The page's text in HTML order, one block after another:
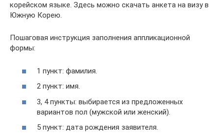
корейском языке. Здесь можно скачать анкета на визу в
Южную Корею.
Пошаговая инструкция заполнения аппликационной
формы:
1 пункт: фамилия.
2 пункт: имя.
3, 4 пункты: выбирается из предложенных
вариантов пол (мужской или женский).
5 пункт: дата рождения заявителя.